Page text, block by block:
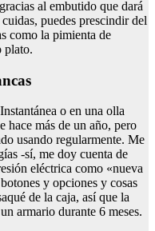
al embutido que dará
puedes prescindir del
como la pimienta de
plato.
o en una olla
hace más de un año, pero
usando regularmente. Me
-sí, me doy cuenta de
eléctrica como «nueva
y opciones y cosas
de la caja, así que la
armario durante 6 meses.